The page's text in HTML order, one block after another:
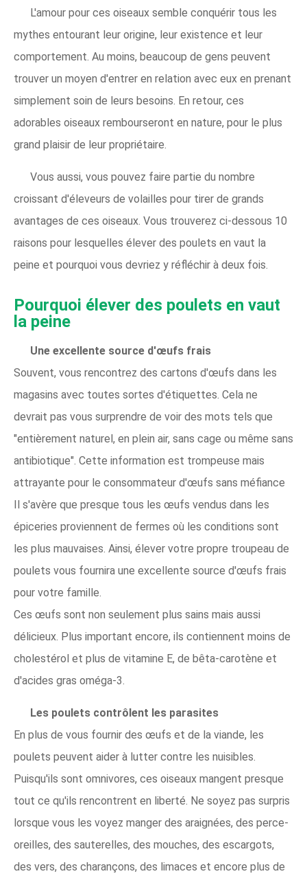
L'amour pour ces oiseaux semble conquérir tous les
mythes entourant leur origine, leur existence et leur
comportement. Au moins, beaucoup de gens peuvent
trouver un moyen d'entrer en relation avec eux en prenant
simplement soin de leurs besoins. En retour, ces
adorables oiseaux rembourseront en nature, pour le plus
grand plaisir de leur propriétaire.
Vous aussi, vous pouvez faire partie du nombre
croissant d'éleveurs de volailles pour tirer de grands
avantages de ces oiseaux. Vous trouverez ci-dessous 10
raisons pour lesquelles élever des poulets en vaut la
peine et pourquoi vous devriez y réfléchir à deux fois.
Pourquoi élever des poulets en vaut
la peine
Une excellente source d'œufs frais
Souvent, vous rencontrez des cartons d'œufs dans les
magasins avec toutes sortes d'étiquettes. Cela ne
devrait pas vous surprendre de voir des mots tels que
"entièrement naturel, en plein air, sans cage ou même sans
antibiotique". Cette information est trompeuse mais
attrayante pour le consommateur d'œufs sans méfiance
Il s'avère que presque tous les œufs vendus dans les
épiceries proviennent de fermes où les conditions sont
les plus mauvaises. Ainsi, élever votre propre troupeau de
poulets vous fournira une excellente source d'œufs frais
pour votre famille.
Ces œufs sont non seulement plus sains mais aussi
délicieux. Plus important encore, ils contiennent moins de
cholestérol et plus de vitamine E, de bêta-carotène et
d'acides gras oméga-3.
Les poulets contrôlent les parasites
En plus de vous fournir des œufs et de la viande, les
poulets peuvent aider à lutter contre les nuisibles.
Puisqu'ils sont omnivores, ces oiseaux mangent presque
tout ce qu'ils rencontrent en liberté. Ne soyez pas surpris
lorsque vous les voyez manger des araignées, des perce-
oreilles, des sauterelles, des mouches, des escargots,
des vers, des charançons, des limaces et encore plus de